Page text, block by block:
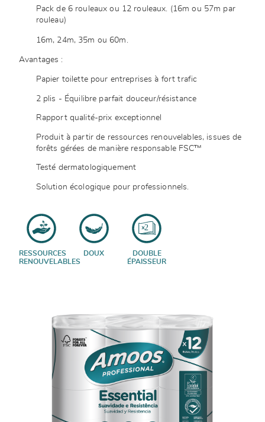
Pack de 6 rouleaux ou 12 rouleaux. (16m ou 57m par
rouleau)
16m, 24m, 35m ou 60m.
Avantages :
Papier toilette pour entreprises à fort trafic
2 plis - Équilibre parfait douceur/résistance
Rapport qualité-prix exceptionnel
Produit à partir de ressources renouvelables, issues de
forêts gérées de manière responsable FSC™
Testé dermatologiquement
Solution écologique pour professionnels.
RESSOURCES
RENOUVELABLES
DOUX
DOUBLE
ÉPAISSEUR